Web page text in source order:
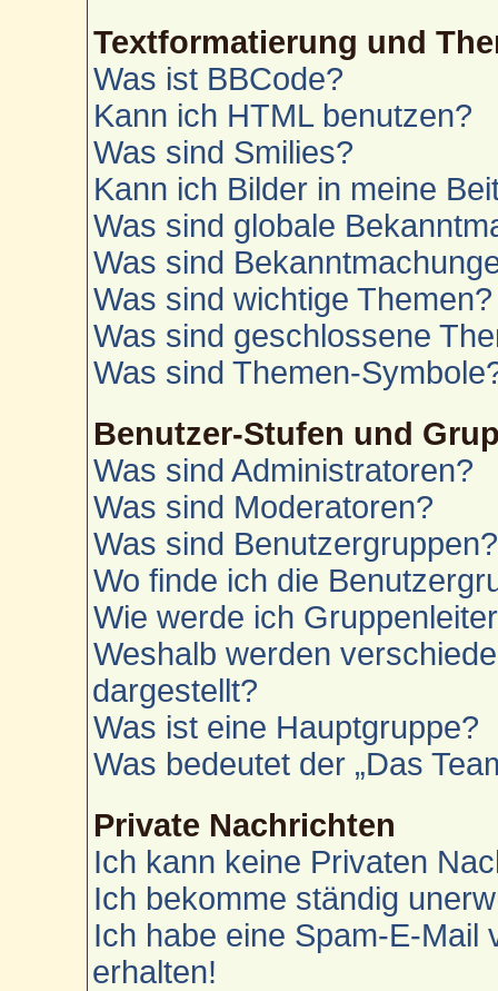
Textformatierung und
Was ist BBCode?
Kann ich HTML benutzen?
Was sind Smilies?
Kann ich Bilder in meine
Was sind globale
Was sind
Was sind wichtige Themen?
Was sind geschlossene
Was sind Themen-
Benutzer-Stufen und
Was sind Administratoren?
Was sind Moderatoren?
Was sind Benutzergruppen?
Wo finde ich die
Wie werde ich
Weshalb werden
dargestellt?
Was ist eine Hauptgruppe?
Was bedeutet der „Das
Private Nachrichten
Ich kann keine Privaten
Ich bekomme ständig
Ich habe eine Spam-E-Mail
erhalten!